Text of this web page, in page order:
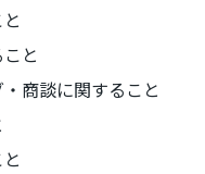
と
商談に関すること